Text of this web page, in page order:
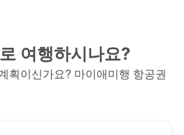
여행하시나요?
획이신가요? 마이애미행 항공권